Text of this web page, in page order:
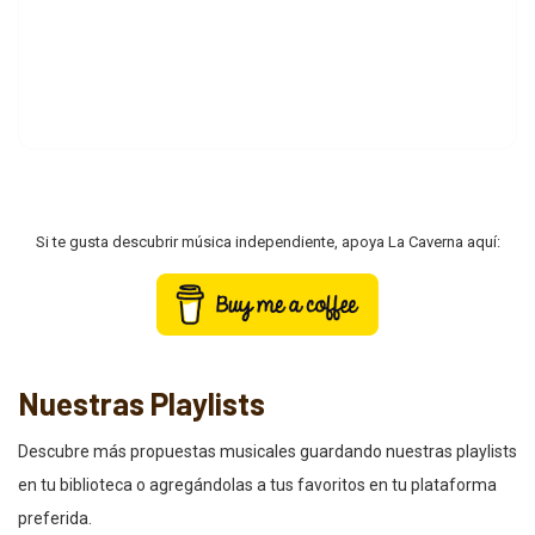
Si te gusta descubrir música independiente, apoya La Caverna aquí:
Nuestras Playlists
Descubre más propuestas musicales guardando nuestras playlists
en tu biblioteca o agregándolas a tus favoritos en tu plataforma
preferida.